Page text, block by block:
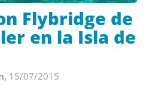
Flybridge de
en la Isla de
15/07/2015